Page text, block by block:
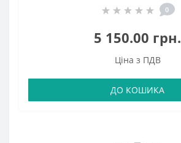
0
5 150.00 грн.
Ціна з ПДВ
ДО КОШИКА